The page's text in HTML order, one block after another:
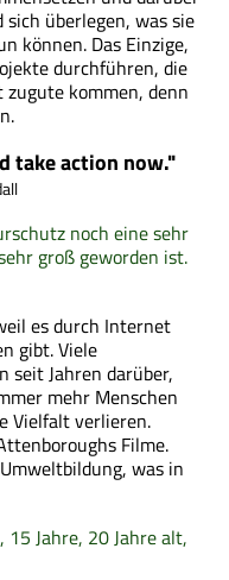
überlegen, was sie
können. Das Einzige,
durchführen, die
kommen, denn
take action now."
noch eine sehr
groß geworden ist.
es durch Internet
gibt. Viele
seit Jahren darüber,
mehr Menschen
Vielfalt verlieren.
Filme.
was in
Jahre, 20 Jahre alt,